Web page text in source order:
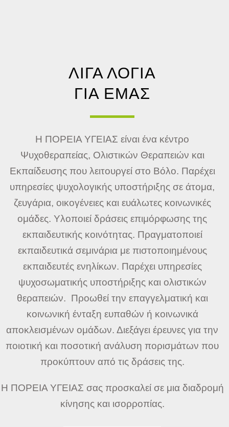
ΛΙΓΑ ΛΟΓΙΑ
ΓΙΑ ΕΜΑΣ
Η ΠΟΡΕΙΑ ΥΓΕΙΑΣ είναι ένα κέντρο
Ψυχοθεραπείας, Ολιστικών Θεραπειών και
Εκπαίδευσης που λειτουργεί στο Βόλο. Παρέχει
υπηρεσίες ψυχολογικής υποστήριξης σε άτομα,
ζευγάρια, οικογένειες και ευάλωτες κοινωνικές
ομάδες. Υλοποιεί δράσεις επιμόρφωσης της
εκπαιδευτικής κοινότητας. Πραγματοποιεί
εκπαιδευτικά σεμινάρια με πιστοποιημένους
εκπαιδευτές ενηλίκων. Παρέχει υπηρεσίες
ψυχοσωματικής υποστήριξης και ολιστικών
θεραπειών. Προωθεί την επαγγελματική και
κοινωνική ένταξη ευπαθών ή κοινωνικά
αποκλεισμένων ομάδων. Διεξάγει έρευνες για την
ποιοτική και ποσοτική ανάλυση πορισμάτων που
προκύπτουν από τις δράσεις της.
Η ΠΟΡΕΙΑ ΥΓΕΙΑΣ σας προσκαλεί σε μια διαδρομή
κίνησης και ισορροπίας.